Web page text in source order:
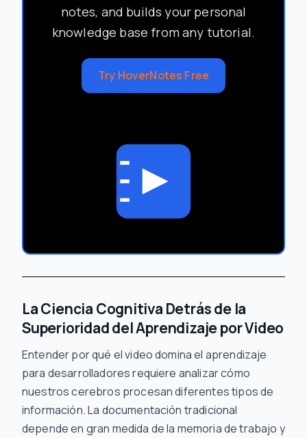
notes, and builds your personal
knowledge base from any tutorial.
Try HoverNotes Free
La Ciencia Cognitiva Detrás de la
Superioridad del Aprendizaje por Video
Entender por qué el video domina el aprendizaje
para desarrolladores requiere analizar cómo
nuestros cerebros procesan diferentes tipos de
información. La documentación tradicional
depende en gran medida de la memoria de trabajo y